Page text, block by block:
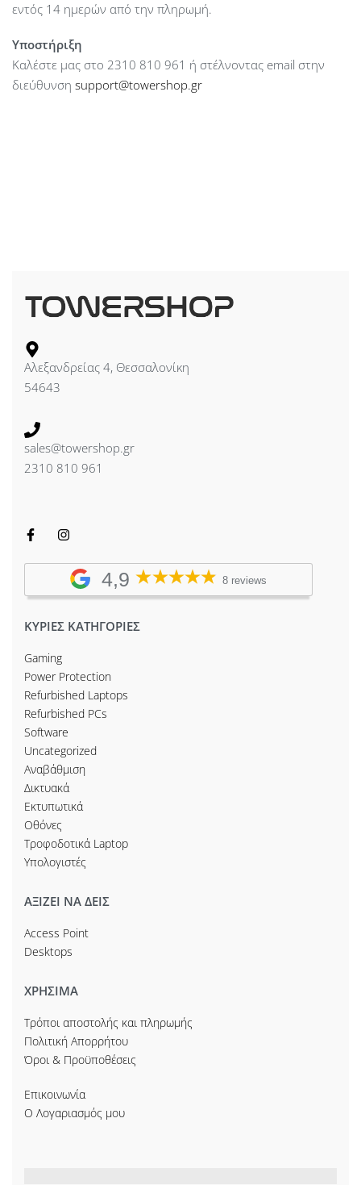
εντός 14 ημερών από την πληρωμή.
Υποστήριξη
Καλέστε μας στο 2310 810 961 ή στέλνοντας email στην
διεύθυνση support@towershop.gr
Αλεξανδρείας 4, Θεσσαλονίκη
54643
sales@towershop.gr
2310 810 961
4,9 8 reviews
ΚΥΡΙΕΣ ΚΑΤΗΓΟΡΙΕΣ
Gaming
Power Protection
Refurbished Laptops
Refurbished PCs
Software
Uncategorized
Αναβάθμιση
Δικτυακά
Εκτυπωτικά
Οθόνες
Τροφοδοτικά Laptop
Υπολογιστές
ΑΞΙΖΕΙ ΝΑ ΔΕΙΣ
Access Point
Desktops
ΧΡΗΣΙΜΑ
Τρόποι αποστολής και πληρωμής
Πολιτική Απορρήτου
Όροι & Προϋποθέσεις
Επικοινωνία
Ο Λογαριασμός μου